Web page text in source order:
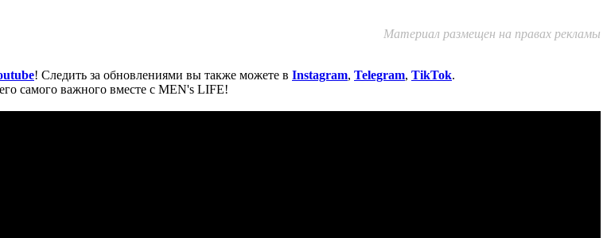
Материал размещен на правах рекламы
! Следить за обновлениями вы также можете в Instagram, Telegram, TikTok.
самого важного вместе с MEN's LIFE!